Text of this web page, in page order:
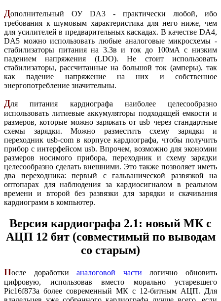
Дополнительный ОУ DA3 - практически любой, ибо
требования к шумовым характеристика для него ниже, чем
для усилителей в предварительных каскадах. В качестве DA4,
DA5 можно использовать любые аналоговые микросхемы -
стабилизаторы питания на 3.3в и ток до 100мА с низким
падением напряжения (LDO). Не стоит использовать
стабилизаторы, рассчитанные на большой ток (амперы), так
как падение напряжение на них и собственное
энергопотребление значительны.
Для питания кардиографа наиболее целесообразно
использовать литиевые аккумуляторы подходящей емкости и
размеров, которые можно заряжать от usb через стандартные
схемы зарядки. Можно разместить схему зарядки и
переходник usb-com в корпусе кардиографа, чтобы получить
прибор с интерфейсом usb. Впрочем, возможно для экономии
размеров носимого прибора, переходник и схему зарядки
целесообразно сделать внешними. Это также позволяет иметь
два переходника: первый с гальванической развязкой на
оптопарах для наблюдения за кардиосигналом в реальном
времени и второй без развязки для зарядки и скачивания
кардиограмм в компьютер.
Версия кардиографа 2.1: новый МК с
АЦП 12 бит (совместимый по выводам
со старым)
После доработкианалоговой части логично обновить
цифровую, использовав вместо морально устаревшего
Pic16f873a более современный МК с 12-битным АЦП. Для